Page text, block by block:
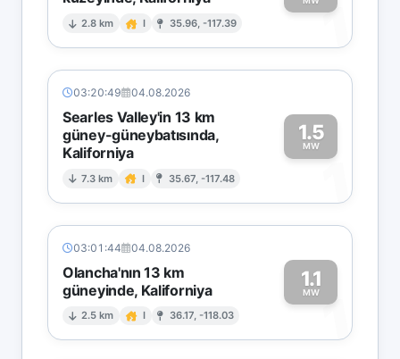
2.8 km I 35.96, -117.39 1
03:20:49 04.08.2026
Searles Valley'in 13 km
güney-güneybatısında,
Kaliforniya
7.3 km I 35.67, -117.48
1.5
MW
1
03:01:44 04.08.2026
Olancha'nın 13 km
güneyinde, Kaliforniya
2.5 km I 36.17, -118.03
1.1
MW1